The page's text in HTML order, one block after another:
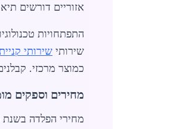
אזוריים דורשים
שירותי שירותי
כמוצר מרכזי. קבלנים מדווחים על חיסכון של 10-15%
מחירים וספקים